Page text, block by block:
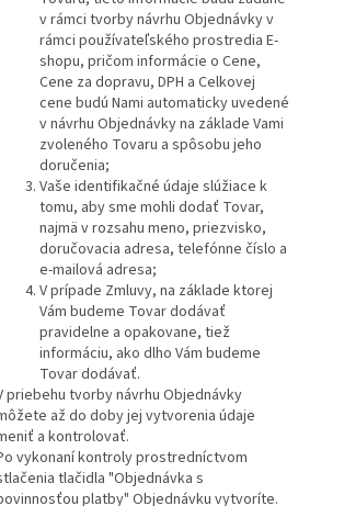
v rámci tvorby návrhu Objednávky v
rámci používateľského prostredia E-
shopu, pričom informácie o Cene,
Cene za dopravu, DPH a Celkovej
cene budú Nami automaticky uvedené
v návrhu Objednávky na základe Vami
zvoleného Tovaru a spôsobu jeho
doručenia;
Vaše identifikačné údaje slúžiace k
tomu, aby sme mohli dodať Tovar,
najmä v rozsahu meno, priezvisko,
doručovacia adresa, telefónne číslo a
e-mailová adresa;
V prípade Zmluvy, na základe ktorej
Vám budeme Tovar dodávať
pravidelne a opakovane, tiež
informáciu, ako dlho Vám budeme
Tovar dodávať.
priebehu tvorby návrhu Objednávky
až do doby jej vytvorenia údaje
a kontrolovať.
vykonaní kontroly prostredníctvom
tlačidla "Objednávka s
platby" Objednávku vytvoríte.